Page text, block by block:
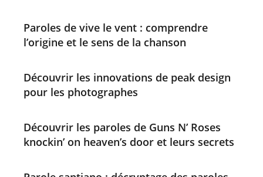
Paroles de vive le vent : comprendre
l’origine et le sens de la chanson
Découvrir les innovations de peak design
pour les photographes
Découvrir les paroles de Guns N’ Roses
knockin’ on heaven’s door et leurs secrets